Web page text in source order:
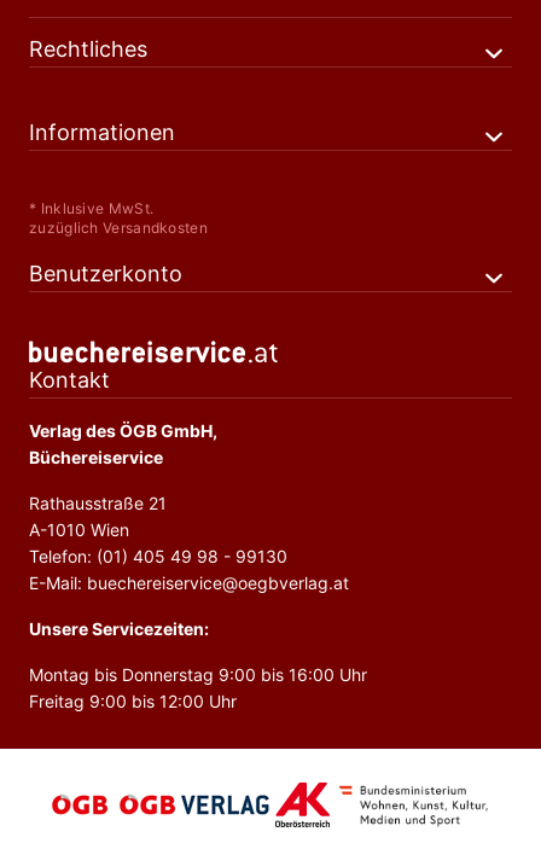
Rechtliches
Informationen
* Inklusive MwSt.
zuzüglich Versandkosten
Benutzerkonto
Kontakt
Verlag des ÖGB GmbH,
Büchereiservice
Rathausstraße 21
A-1010 Wien
Telefon: (01) 405 49 98 - 99130
E-Mail: buechereiservice@oegbverlag.at
Unsere Servicezeiten:
Montag bis Donnerstag 9:00 bis 16:00 Uhr
Freitag 9:00 bis 12:00 Uhr